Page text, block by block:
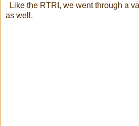
Like the RTRI, we went through a
as well.